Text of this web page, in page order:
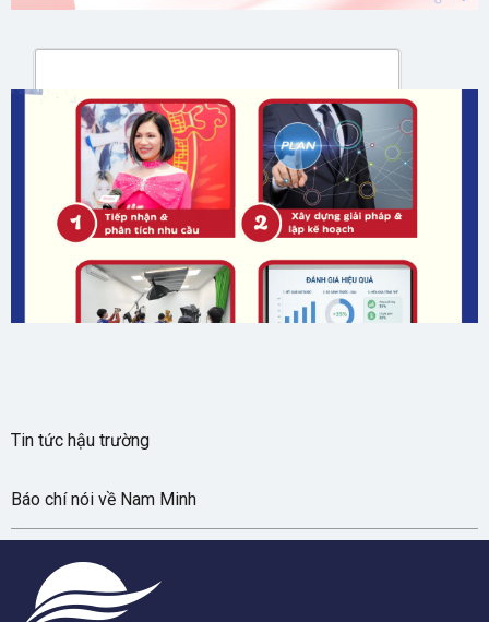
Gửi
Tin tức hậu trường
Báo chí nói về Nam Minh